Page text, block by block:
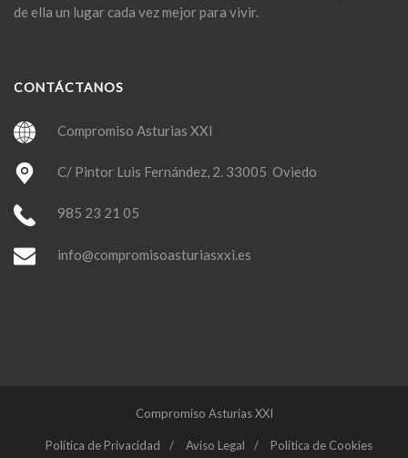
de ella un lugar cada vez mejor para vivir.
CONTÁCTANOS
Compromiso Asturias XXI
C/ Pintor Luis Fernández, 2. 33005 Oviedo
985 23 21 05
info@compromisoasturiasxxi.es
Compromiso Asturias XXI
Política de Privacidad Aviso Legal Política de Cookies